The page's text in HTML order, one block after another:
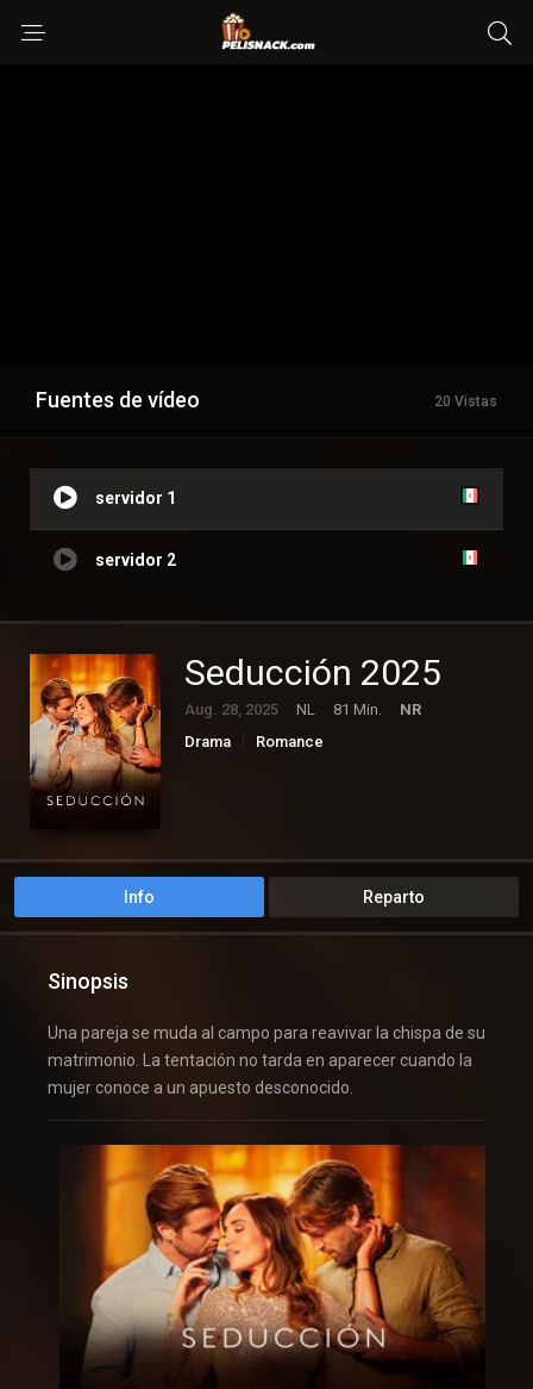
Fuentes de vídeo 20 Vistas
servidor 1
servidor 2
Seducción 2025
Aug. 28, 2025 NL 81 Min.
NR
Drama
Romance
Info Reparto
Sinopsis
Una pareja se muda al campo para reavivar la chispa de su
matrimonio. La tentación no tarda en aparecer cuando la
mujer conoce a un apuesto desconocido.